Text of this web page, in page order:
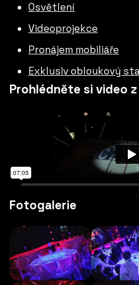
Osvětlení
Videoprojekce
Pronájem mobiliáře
Exklusiv obloukový
Prohlédněte si video
Fotogalerie